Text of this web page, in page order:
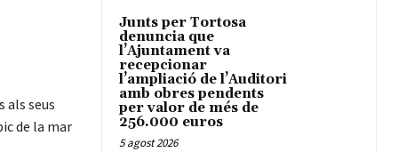
als seus
de la mar
Junts per Tortosa
denuncia que
l’Ajuntament va
recepcionar
l’ampliació de l’Auditori
amb obres pendents
per valor de més de
256.000 euros
5 agost 2026